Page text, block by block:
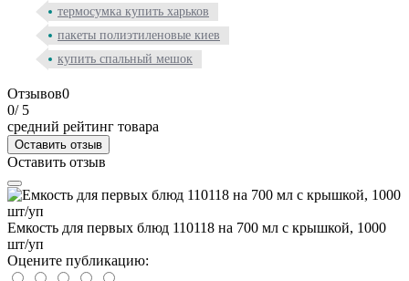
термосумка купить харьков
пакеты полиэтиленовые киев
купить спальный мешок
Отзывов0
0/ 5
средний рейтинг товара
Оставить отзыв
Оставить отзыв
Емкость для первых блюд 110118 на 700 мл с крышкой, 1000
шт/уп
Оцените публикацию: